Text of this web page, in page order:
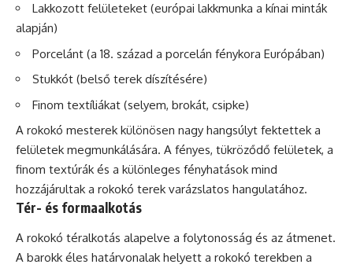
Lakkozott felületeket (európai lakkmunka a kínai minták
alapján)
Porcelánt (a 18. század a porcelán fénykora Európában)
Stukkót (belső terek díszítésére)
Finom textíliákat (selyem, brokát, csipke)
A rokokó mesterek különösen nagy hangsúlyt fektettek a
felületek megmunkálására. A fényes, tükröződő felületek, a
finom textúrák és a különleges fényhatások mind
hozzájárultak a rokokó terek varázslatos hangulatához.
Tér- és formaalkotás
A rokokó téralkotás alapelve a folytonosság és az átmenet.
A barokk éles határvonalak helyett a rokokó terekben a